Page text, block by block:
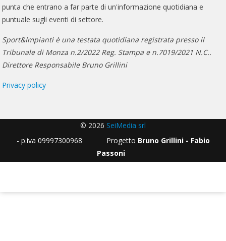
punta che entrano a far parte di un'informazione quotidiana e
puntuale sugli eventi di settore.
Sport&Impianti è una testata quotidiana registrata presso il
Tribunale di Monza n.2/2022 Reg. Stampa e n.7019/2021 N.C..
Direttore Responsabile Bruno Grillini
Privacy policy
© 2026 SeiMedia srl
- p.iva 09997300968 Progetto Bruno Grillini - Fabio
Passoni